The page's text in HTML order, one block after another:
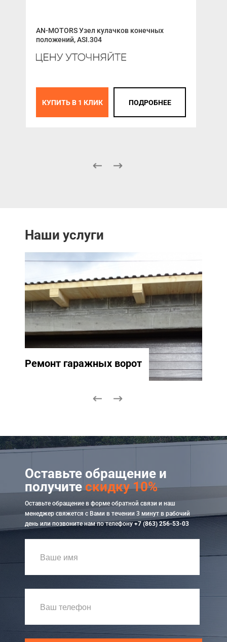
AN-MOTORS Узел кулачков конечных
положений, ASI.304
КУПИТЬ В 1 КЛИК ПОДРОБНЕЕ
Наши услуги
Ремонт гаражных ворот
Оставьте обращение и
получитескидку 10%
Оставьте обращение в форме обратной связи и наш
менеджер свяжется с Вами в течении 3 минут в рабочий
день или позвоните нам по телефону+7 (863) 256-53-03